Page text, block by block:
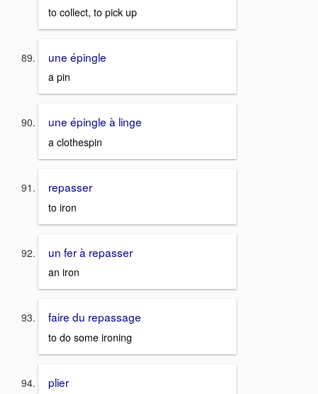
to collect, to pick up
une épingle
a pin
une épingle à linge
a clothespin
repasser
to iron
un fer à repasser
an iron
faire du repassage
to do some ironing
plier